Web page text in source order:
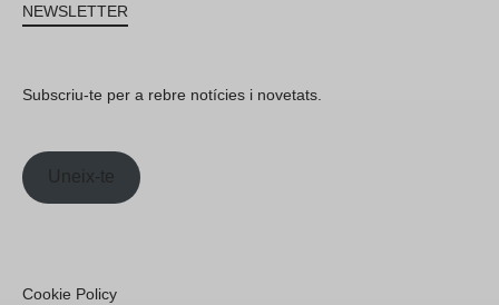
NEWSLETTER
Subscriu-te per a rebre notícies i novetats.
Uneix-te
Cookie Policy